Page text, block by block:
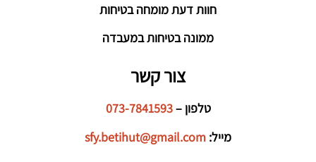
חוות דעת מומחה בטיחות
ממונה בטיחות במעבדה
צור קשר
טלפון –073-7841593
מייל: sfy.betihut@gmail.com